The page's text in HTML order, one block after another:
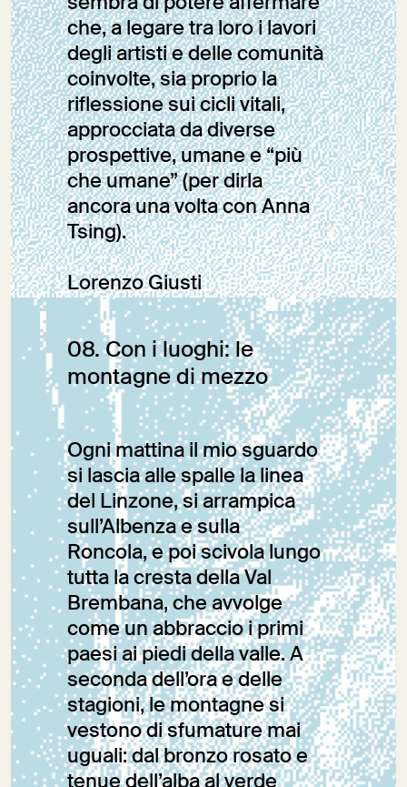
sembra di potere affermare
che, a legare tra loro i lavori
degli artisti e delle comunità
coinvolte, sia proprio la
riflessione sui cicli vitali,
approcciata da diverse
prospettive, umane e “più
che umane” (per dirla
ancora una volta con Anna
Tsing).
Lorenzo Giusti
Editoriale
08. Con i luoghi: le
montagne di mezzo
Ogni mattina il mio sguardo
si lascia alle spalle la linea
del Linzone, si arrampica
sull’Albenza e sulla
Roncola, e poi scivola lungo
tutta la cresta della Val
Brembana, che avvolge
come un abbraccio i primi
paesi ai piedi della valle. A
seconda dell’ora e delle
stagioni, le montagne si
vestono di sfumature mai
uguali: dal bronzo rosato e
tenue dell’alba al verde